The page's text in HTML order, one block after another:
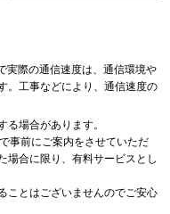
実際の通信速度は、通信環境や
。工事などにより、通信速度の
場合があります。
事前にご案内をさせていただ
場合に限り、有料サービスとし
ことはございませんのでご安心